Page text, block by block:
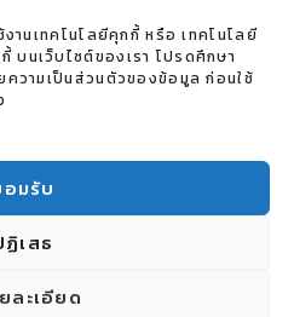
านเทคโนโลยีคุกกี้ หรือ เทคโนโลยี
บนเว็บไซต์ของเรา โปรดศึกษา
ความเป็นส่วนตัวของข้อมูล ก่อนใช้
มรับ
ฏิเสธ
ละเอียด
ต่อเรา
ซ้าเทิร์น มีเดีย
ตำบลตลาดเหนือ
: 095-4124484
076-224707